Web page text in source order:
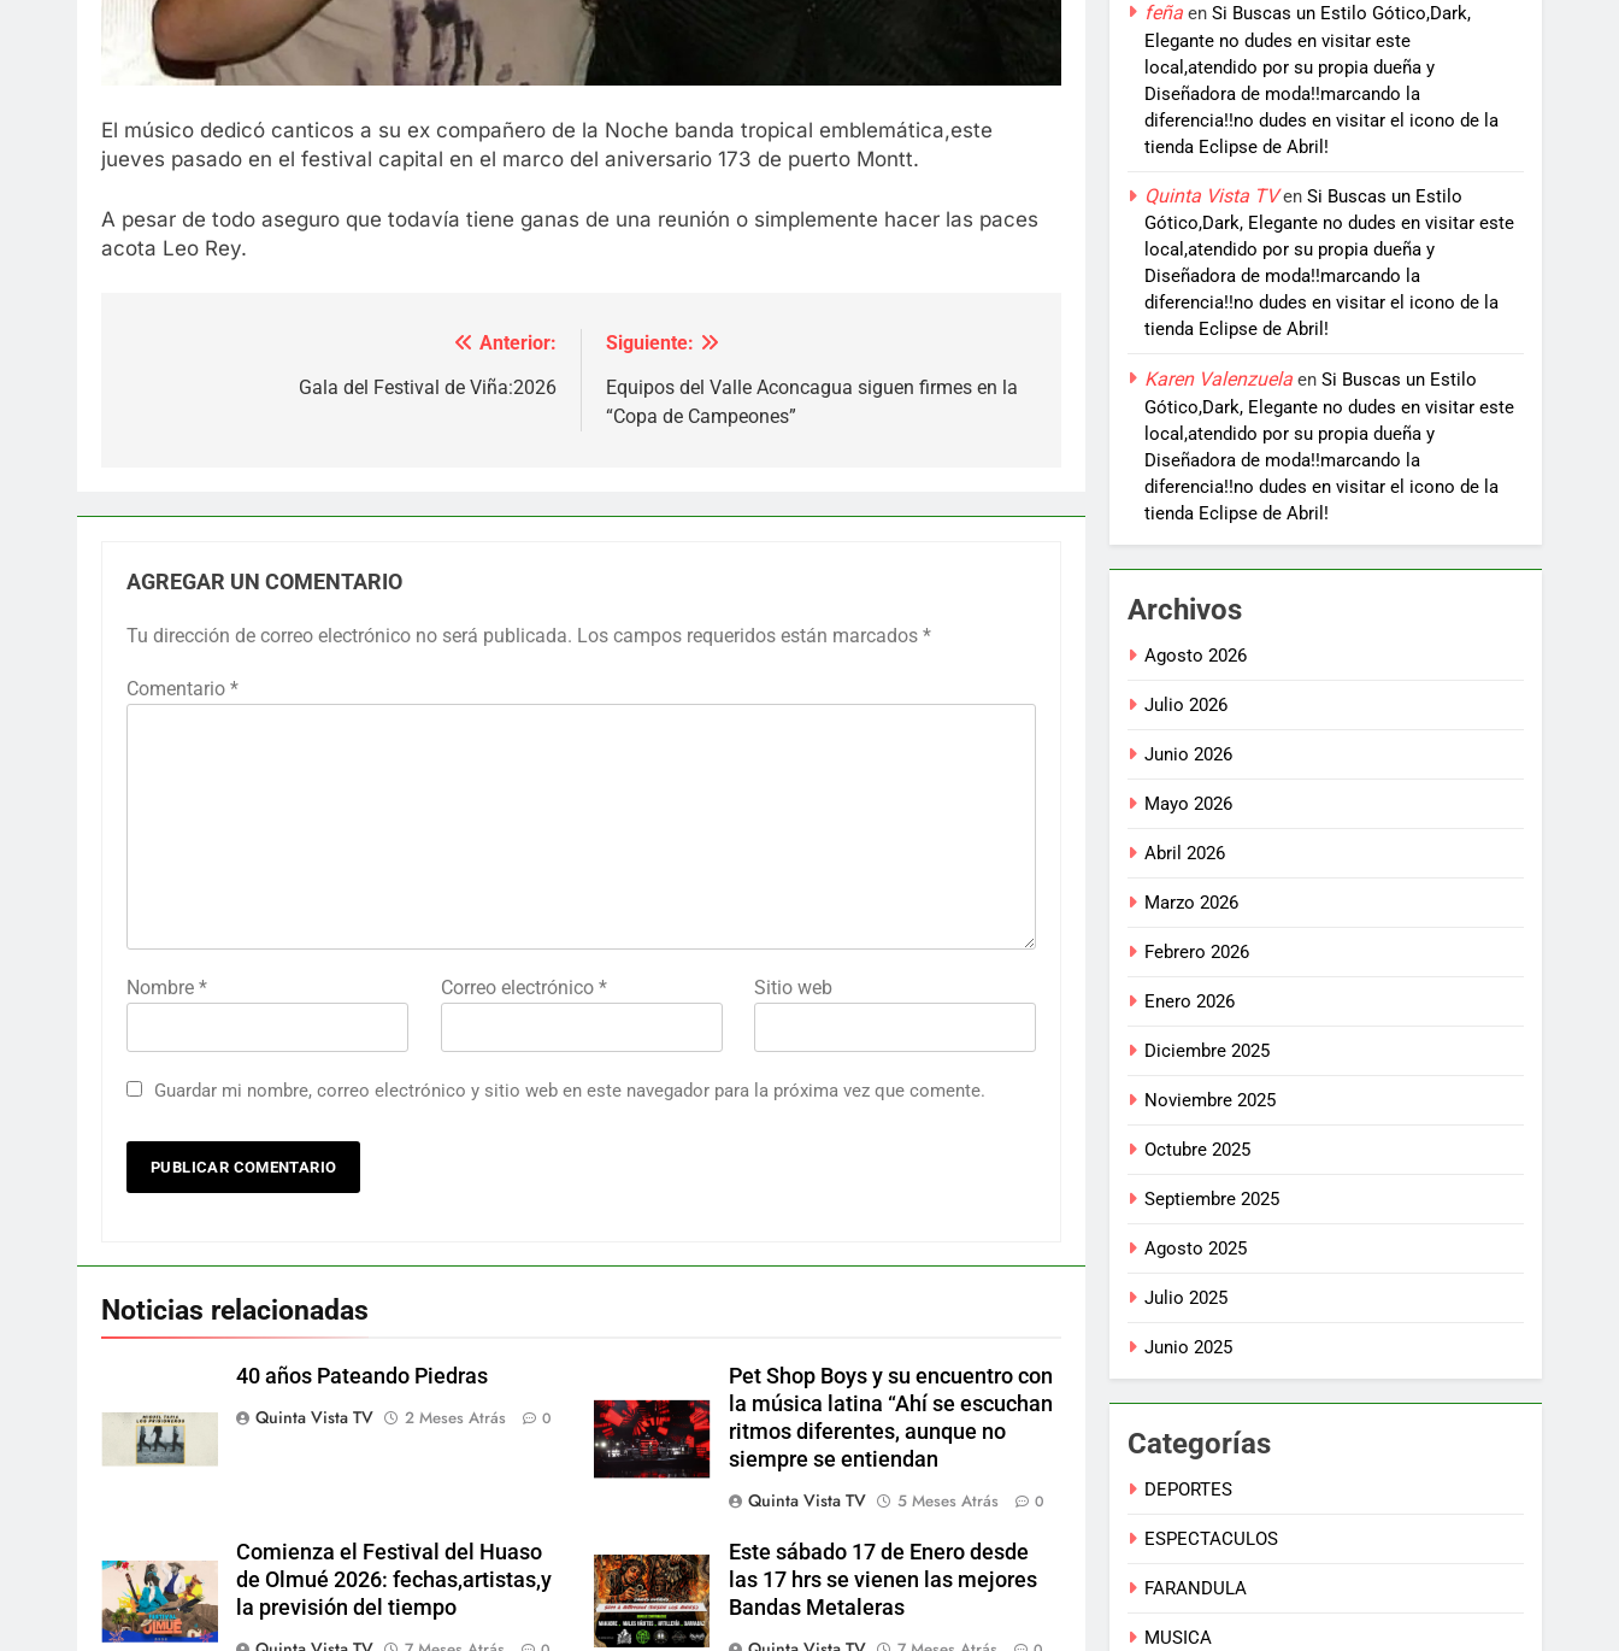
El músico dedicó canticos a su ex compañero de la Noche banda tropical emblemática,este
jueves pasado en el festival capital en el marco del aniversario 173 de puerto Montt.
A pesar de todo aseguro que todavía tiene ganas de una reunión o simplemente hacer las paces
acota Leo Rey.
Anterior:
Gala del Festival de Viña:2026
Siguiente:
Equipos del Valle Aconcagua siguen firmes en la
“Copa de Campeones”
AGREGAR UN COMENTARIO
Tu dirección de correo electrónico no será publicada. Los campos requeridos están marcados *
Comentario *
Nombre * Correo electrónico * Sitio web
Guardar mi nombre, correo electrónico y sitio web en este navegador para la próxima vez que comente.
Noticias relacionadas
40 años Pateando Piedras
Quinta Vista TV
2 Meses Atrás 0
Pet Shop Boys y su encuentro con
la música latina “Ahí se escuchan
ritmos diferentes, aunque no
siempre se entiendan
Quinta Vista TV
5 Meses Atrás 0
Comienza el Festival del Huaso
de Olmué 2026: fechas,artistas,y
la previsión del tiempo
Este sábado 17 de Enero desde
las 17 hrs se vienen las mejores
Bandas Metaleras
feña enSi Buscas un Estilo Gótico,Dark,
Elegante no dudes en visitar este
local,atendido por su propia dueña y
Diseñadora de moda!!marcando la
diferencia!!no dudes en visitar el icono de la
tienda Eclipse de Abril!
Quinta Vista TVenSi Buscas un Estilo
Gótico,Dark, Elegante no dudes en visitar este
local,atendido por su propia dueña y
Diseñadora de moda!!marcando la
diferencia!!no dudes en visitar el icono de la
tienda Eclipse de Abril!
Karen Valenzuela enSi Buscas un Estilo
Gótico,Dark, Elegante no dudes en visitar este
local,atendido por su propia dueña y
Diseñadora de moda!!marcando la
diferencia!!no dudes en visitar el icono de la
tienda Eclipse de Abril!
Archivos
Agosto 2026
Julio 2026
Junio 2026
Mayo 2026
Abril 2026
Marzo 2026
Febrero 2026
Enero 2026
Diciembre 2025
Noviembre 2025
Octubre 2025
Septiembre 2025
Agosto 2025
Julio 2025
Junio 2025
Categorías
DEPORTES
ESPECTACULOS
FARANDULA
MUSICA